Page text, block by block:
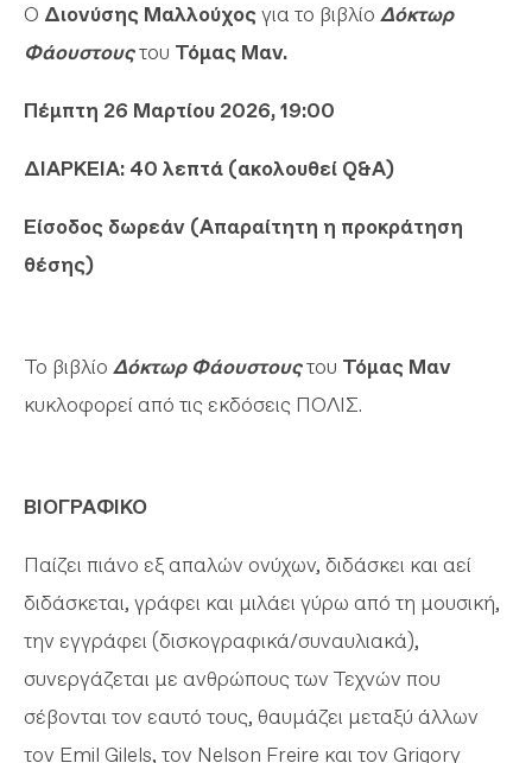
O Διονύσης Μαλλούχος για το βιβλίο Δόκτωρ
Φάουστουςτου Τόμας Μαν.
Πέμπτη 26 Μαρτίου 2026, 19:00
ΔΙΑΡΚΕΙΑ: 40 λεπτά (ακολουθεί Q&A)
Είσοδος δωρεάν (Απαραίτητη η προκράτηση
θέσης)
Το βιβλίο Δόκτωρ Φάουστουςτου Τόμας Μαν
κυκλοφορεί από τις εκδόσεις ΠΟΛΙΣ.
ΒΙΟΓΡΑΦΙΚΟ
Παίζει πιάνο εξ απαλών ονύχων, διδάσκει και αεί
διδάσκεται, γράφει και μιλάει γύρω από τη μουσική,
την εγγράφει (δισκογραφικά/συναυλιακά),
συνεργάζεται με ανθρώπους των Τεχνών που
σέβονται τον εαυτό τους, θαυμάζει μεταξύ άλλων
τον Emil Gilels, τον Nelson Freire και τον Grigory